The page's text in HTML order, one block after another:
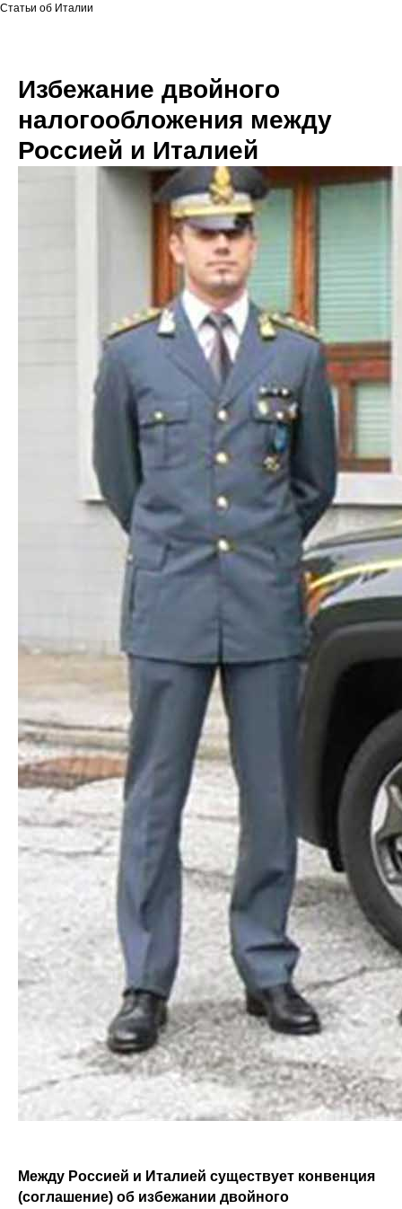
Статьи об Италии
Избежание двойного
налогообложения между
Россией и Италией
Между Россией и Италией существует конвенция
(соглашение) об избежании двойного